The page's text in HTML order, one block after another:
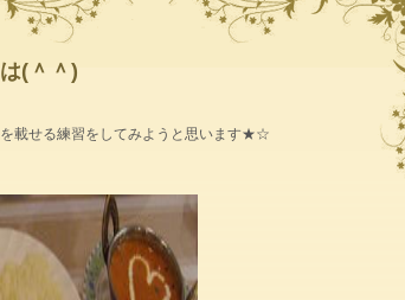
(＾＾)
載せる練習をしてみようと思います★☆